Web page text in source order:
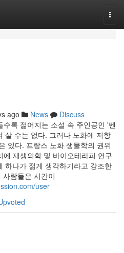
ago News
Discuss
록 젊어지는 소설 속 주인공인 '벤
살 수는 없다. 그러나 노화에 저항
있다. 프랑스 노화 생물학의 권위
재생의학 및 바이오테라피 연구
하나가 젊게 생각하기라고 강조한
람들은 시간이
user